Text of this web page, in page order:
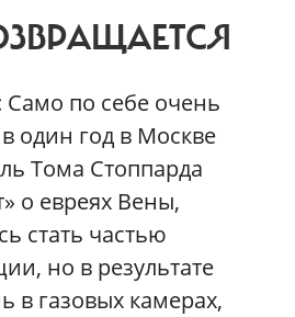
Само по себе очень
один год в Москве
Тома Стоппарда
о евреях Вены,
стать частью
но в результате
в газовых камерах,